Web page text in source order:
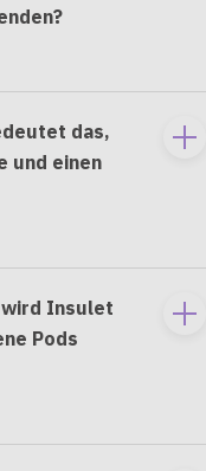
das,
und einen
Insulet
Pods